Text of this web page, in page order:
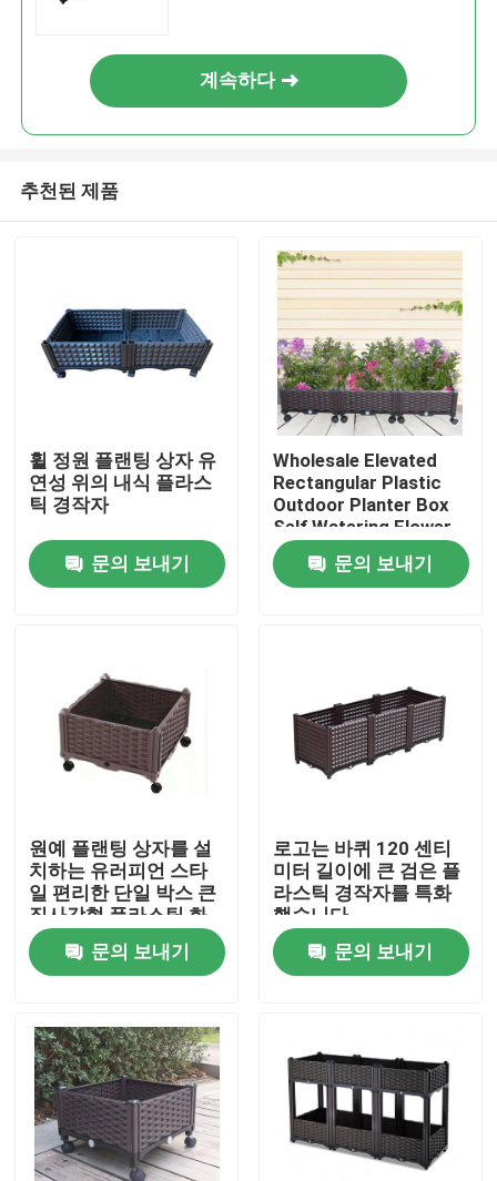
홈
회사 소개
공장 투어
연락처
뉴스
모든 케이스
플라스틱 높이는 대농장주 박스
플라스틱 정원 대농장주 박스
계속하다
추천된 제품
휠 정원 플랜팅 상자 유
연성 위의 내식 플라스
틱 경작자
문의 보내기
Wholesale Elevated
Rectangular Plastic
Outdoor Planter Box
Self Watering Flower
Vegetable Raised
Garden Bed문의 보내기
원예 플랜팅 상자를 설
치하는 유러피언 스타
일 편리한 단일 박스 큰
직사각형 플라스틱 화
분
문의 보내기
로고는 바퀴 120 센티
미터 길이에 큰 검은 플
라스틱 경작자를 특화
했습니다
문의 보내기